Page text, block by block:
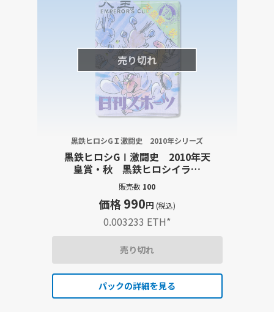
売り切れ
黒鉄ヒロシGＩ激闘史 2010年シリーズ
黒鉄ヒロシGⅠ激闘史 2010年天
皇賞・秋 黒鉄ヒロシイラス
ト・大型出走表・レース結果詳
報記事セット
販売数 100
価格990円 (税込)
0.003233 ETH*
売り切れ
パックの詳細を見る